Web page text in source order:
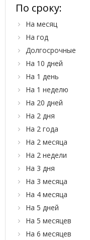
По сроку:
На месяц
На год
Долгосрочные
На 10 дней
На 1 день
На 1 неделю
На 20 дней
На 2 дня
На 2 года
На 2 месяца
На 2 недели
На 3 дня
На 3 месяца
На 4 месяца
На 5 дней
На 5 месяцев
На 6 месяцев